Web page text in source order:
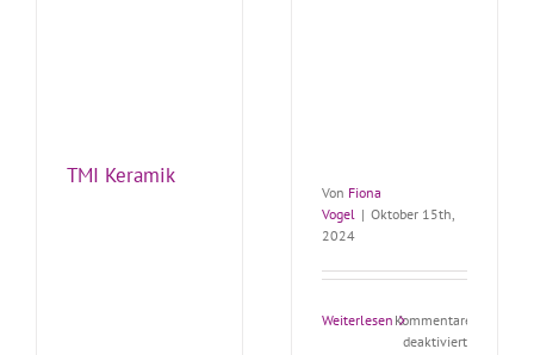
Von Fiona
Vogel | Oktober 15th,
2024
Weiterlesen Kommentare
deaktiviertfür
TMI Keramik